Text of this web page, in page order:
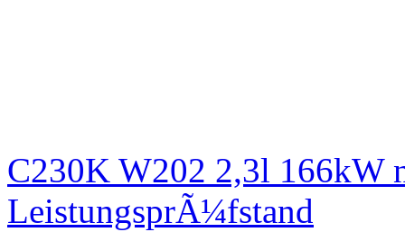
C230K W202 2,3l 166kW
LeistungsprÃ¼fstand